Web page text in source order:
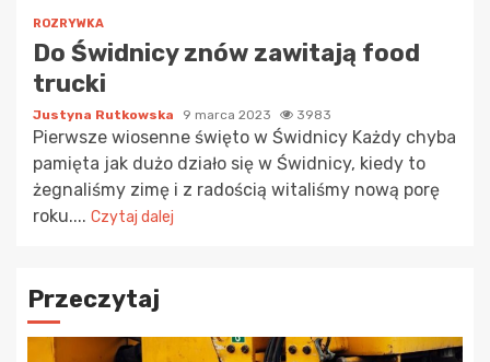
ROZRYWKA
Do Świdnicy znów zawitają food
trucki
Justyna Rutkowska 9 marca 2023 3983
Pierwsze wiosenne święto w Świdnicy Każdy chyba
pamięta jak dużo działo się w Świdnicy, kiedy to
żegnaliśmy zimę i z radością witaliśmy nową porę
roku.... Czytaj dalej
Przeczytaj